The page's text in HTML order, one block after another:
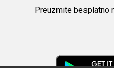
Preuzmite besplatno